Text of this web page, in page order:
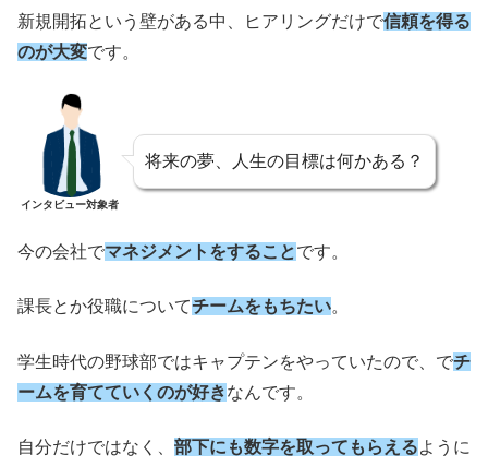
新規開拓という壁がある中、ヒアリングだけで信頼を得る
のが大変です。
インタビュー対象者
将来の夢、人生の目標は何かある？
今の会社でマネジメントをすることです。
課長とか役職についてチームをもちたい。
学生時代の野球部ではキャプテンをやっていたので、でチ
ームを育てていくのが好きなんです。
自分だけではなく、 部下にも数字を取ってもらえるように